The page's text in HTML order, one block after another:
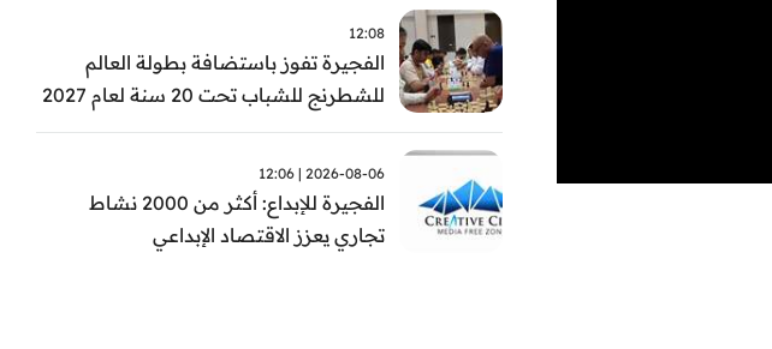
12:08
الفجيرة تفوز باستضافة بطولة العالم
للشطرنج للشباب تحت 20 سنة لعام 2027
2026-08-06 | 12:06
الفجيرة للإبداع: أكثر من 2000 نشاط
تجاري يعزز الاقتصاد الإبداعي